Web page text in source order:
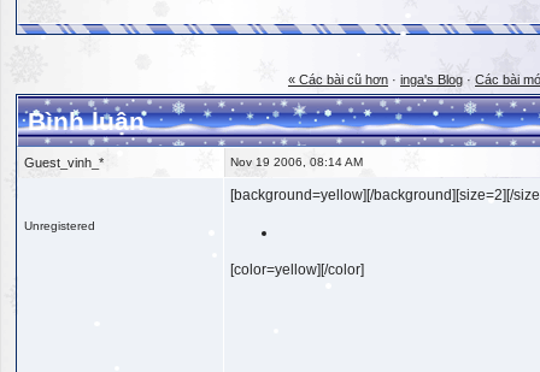
« Các bài cũ hơn · inga's Blog · Các bài
Bình luận
Guest_vinh_* Nov 19 2006, 08:14 AM
Unregistered
[background=yellow][/background][size=2][/
[color=yellow][/color]